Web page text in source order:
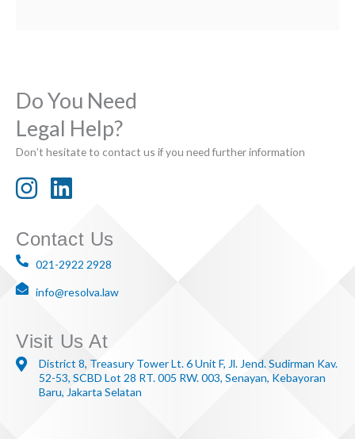
Do You Need
Legal Help?
Don’t hesitate to contact us if you need further information
Contact Us
021-2922 2928
info@resolva.law
Visit Us At
District 8, Treasury Tower Lt. 6 Unit F, Jl. Jend. Sudirman Kav.
52-53, SCBD Lot 28 RT. 005 RW. 003, Senayan, Kebayoran
Baru, Jakarta Selatan